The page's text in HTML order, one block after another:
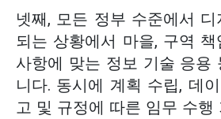
넷째, 모든 정부 수준에서
되는 상황에서 마을, 구역
사항에 맞는 정보 기술 응용
니다. 동시에 계획 수립, 데
고 및 규정에 따른 임무 수행